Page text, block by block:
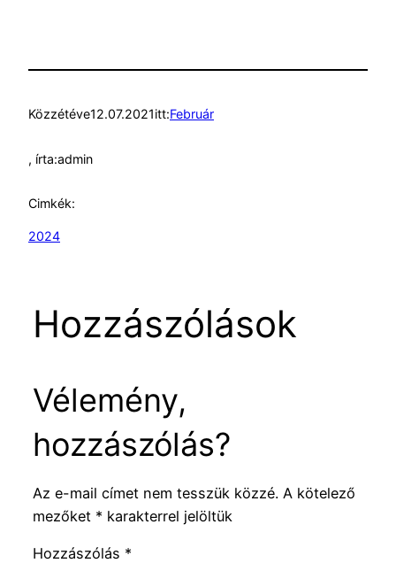
Közzétéve12.07.2021itt:Február
, írta:admin
Cimkék:
2024
Hozzászólások
Vélemény,
hozzászólás?
Az e-mail címet nem tesszük közzé. A kötelező
mezőket * karakterrel jelöltük
Hozzászólás *